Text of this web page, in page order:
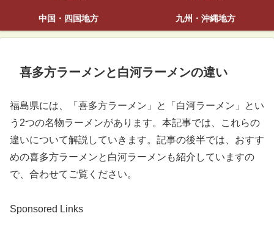
中国・四国地方 九州・沖縄地方
喜多方ラーメンと白河ラーメンの違い
福島県には、「喜多方ラーメン」と「白河ラーメン」とい
う2つの名物ラーメンがあります。本記事では、これらの
違いについて解説していきます。記事の後半では、おすす
めの喜多方ラーメンと白河ラーメンも紹介していますの
で、合わせてご覧ください。
Sponsored Links